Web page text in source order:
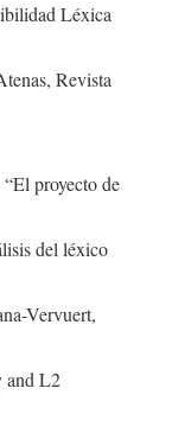
Léxica
Revista
proyecto de
del léxico
Vervuert,
and L2